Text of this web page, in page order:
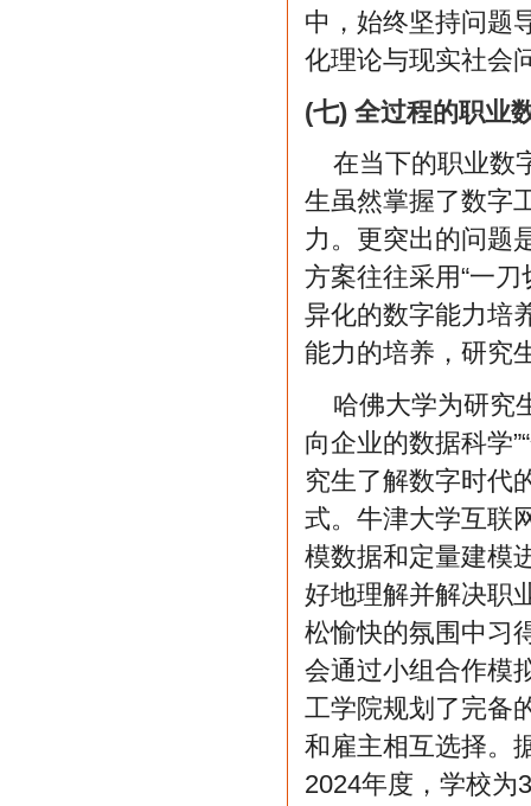
中，始终坚持问题
化理论与现实社会
(七) 全过程的职业
在当下的职业数
生虽然掌握了数字
力。更突出的问题
方案往往采用“一
异化的数字能力培
能力的培养，研究
哈佛大学为研究
向企业的数据科学
究生了解数字时代
式。牛津大学互联
模数据和定量建模
好地理解并解决职
松愉快的氛围中习
会通过小组合作模
工学院规划了完备
和雇主相互选择。
2024年度，学校为